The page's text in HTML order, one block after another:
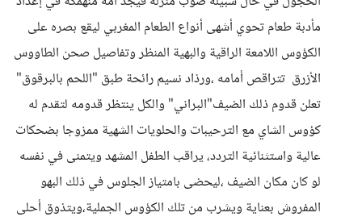
مأدبة طعام تحوي أشهى أنواع الطعام المغربي ليقع بصره على
الكؤوس اللامعة الراقية والبهية المنظر وتفاصيل صحن الطاووس
الأزرق تتراقص أمامه ،ورذاد نسيم رائحة طبق "اللحم بالبرقوق"
تعلن قدوم ذلك الضيف"البراني" والكل ينتظر قدومه لتقدم له
كؤوس الشاي مع الترحيبات والحلويات الشهية ممزوجا بضحكات
عالية واستثنائية التردد، يراقب الطفل المشهد ويتمنى في نفسه
لو كان مكان الضيف ،ليحضى بامتياز الجلوس في ذلك البهو
المفروش بعناية ويشرب من تلك الكؤوس الجملية،ويتذوق أحلى